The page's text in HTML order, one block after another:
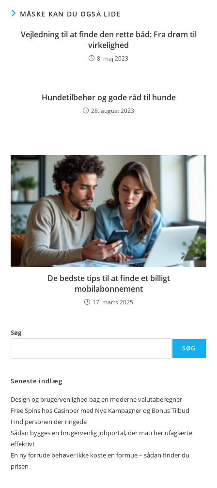
MÅSKE KAN DU OGSÅ LIDE
Vejledning til at finde den rette båd: Fra drøm til
virkelighed
8. maj 2023
Hundetilbehør og gode råd til hunde
28. august 2023
De bedste tips til at finde et billigt
mobilabonnement
17. marts 2025
Søg
SØG
Seneste indlæg
Design og brugervenlighed bag en moderne valutaberegner
Free Spins hos Casinoer med Nye Kampagner og Bonus Tilbud
Find personen der ringede
Sådan bygges en brugervenlig jobportal, der matcher ufaglærte
effektivt
En ny forrude behøver ikke koste en formue – sådan finder du
prisen